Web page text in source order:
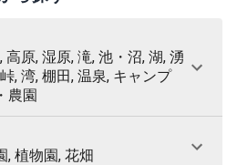
高原, 湿原, 滝, 池・沼, 湖, 湧
, 湾, 棚田, 温泉, キャンプ
農園
, 植物園, 花畑